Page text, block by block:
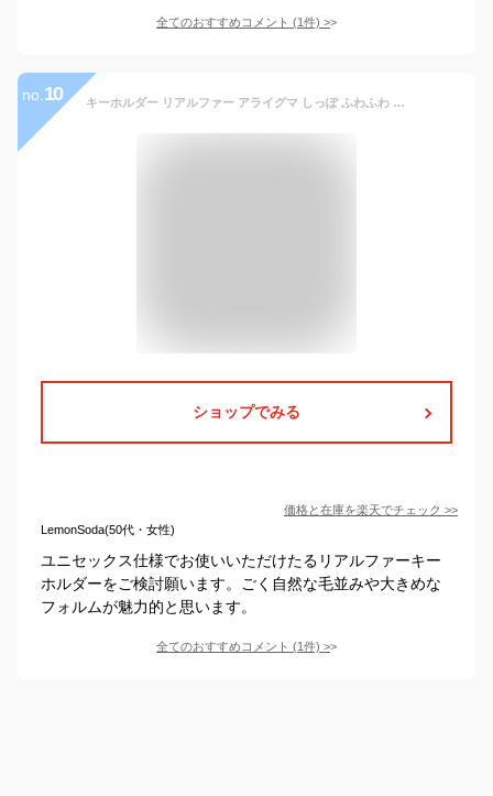
全てのおすすめコメント (1件) >
no. 10 キーホルダー リアルファー アライグマ しっぽ ふわふわ もこもこ バッグチャーム 車 鍵 スマートキー アクセント 飾り 手作り ハンドメイド かわいい ユニセックス プレゼント ギフト 贈り物
ショップでみる
価格と在庫を楽天でチェック >>
LemonSoda(50代・女性)
ユニセックス仕様でお使いいただけたるリアルファーキー
ホルダーをご検討願います。ごく自然な毛並みや大きめな
フォルムが魅力的と思います。
全てのおすすめコメント (1件) >